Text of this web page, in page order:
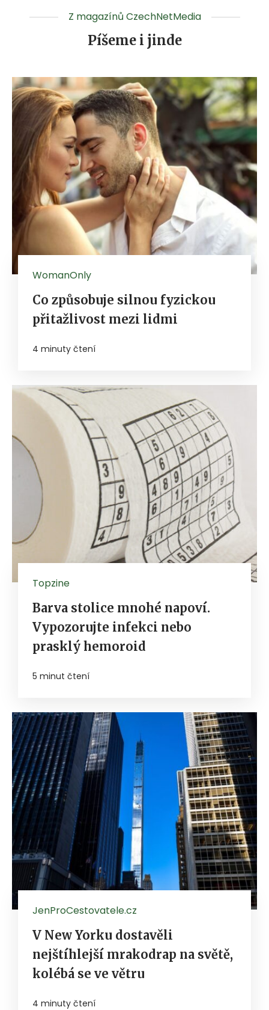
Z magazínů CzechNetMedia
Píšeme i jinde
WomanOnly
Co způsobuje silnou fyzickou
přitažlivost mezi lidmi
4 minuty čtení
Topzine
Barva stolice mnohé napoví.
Vypozorujte infekci nebo
prasklý hemoroid
5 minut čtení
JenProCestovatele.cz
V New Yorku dostavěli
nejštíhlejší mrakodrap na světě,
kolébá se ve větru
4 minuty čtení